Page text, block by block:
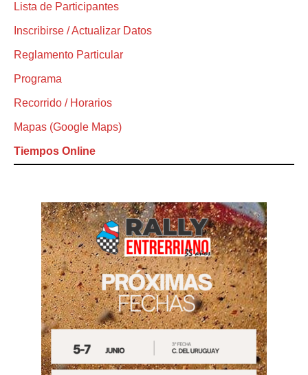
Lista de Participantes
Inscribirse / Actualizar Datos
Reglamento Particular
Programa
Recorrido / Horarios
Mapas (Google Maps)
Tiempos Online